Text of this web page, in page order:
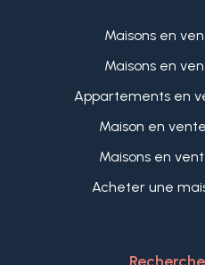
Maisons en
Maisons en
Appartements en
Maison en
Maisons en
Acheter une